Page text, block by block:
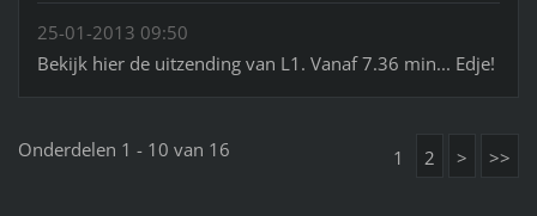
25-01-2013 09:50
Bekijk hier de uitzending van L1. Vanaf 7.36 min... Edje!
Onderdelen 1 - 10 van 16 1 2 > >>